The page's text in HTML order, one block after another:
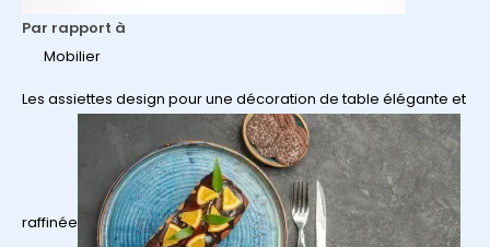
Par rapport à
Mobilier
Les assiettes design pour une décoration de table élégante et
raffinée